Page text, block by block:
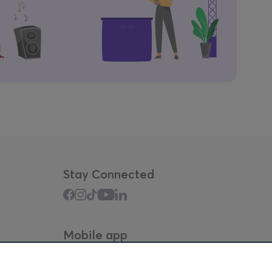
Stay Connected
Mobile app